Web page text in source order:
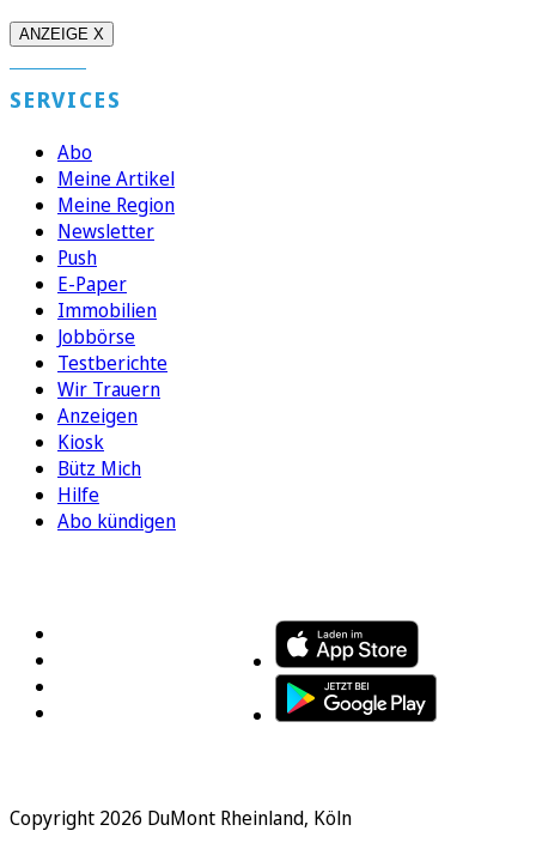
ANZEIGE X
SERVICES
Abo
Meine Artikel
Meine Region
Newsletter
Push
E-Paper
Immobilien
Jobbörse
Testberichte
Wir Trauern
Anzeigen
Kiosk
Bütz Mich
Hilfe
Abo kündigen
Copyright 2026 DuMont Rheinland, Köln